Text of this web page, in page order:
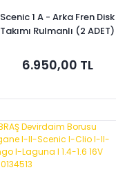
Scenic 1 A - Arka Fren Disk
Takımı Rulmanlı (2 ADET)
6.950,00 TL
Sepete Ekle